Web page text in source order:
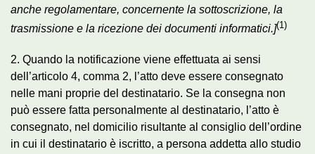
anche regolamentare, concernente la sottoscrizione, la
trasmissione e la ricezione dei documenti informatici.](1)
2. Quando la notificazione viene effettuata ai sensi
dell’articolo 4, comma 2, l’atto deve essere consegnato
nelle mani proprie del destinatario. Se la consegna non
può essere fatta personalmente al destinatario, l’atto è
consegnato, nel domicilio risultante al consiglio dell’ordine
in cui il destinatario è iscritto, a persona addetta allo studio